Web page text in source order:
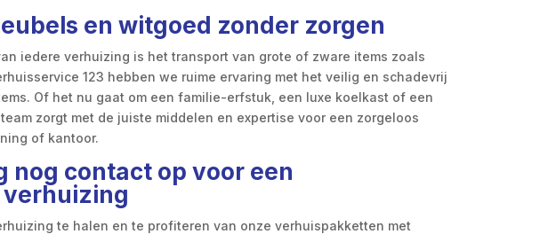
en witgoed zonder zorgen
iedere verhuizing is het transport van grote of zware items zoals
123 hebben we ruime ervaring met het veilig en schadevrij
Of het nu gaat om een familie-erfstuk, een luxe koelkast of een
zorgt met de juiste middelen en expertise voor een zorgeloos
of kantoor.
nog contact op voor een
te halen en te profiteren van onze verhuispakketten met